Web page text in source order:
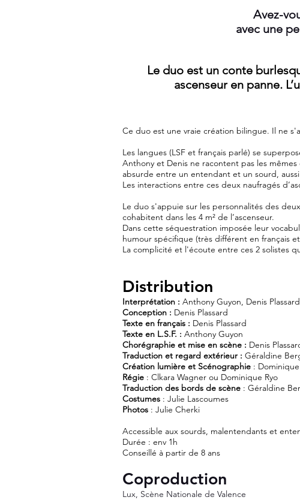
Avez-
avec une
Le duo est un conte
ascenseur en panne.
Ce duo est une vraie création bilingue. Il ne
Les langues (LSF et français parlé) se
Anthony et Denis ne racontent pas les
absurde entre un entendant et un sourd,
Les interactions entre ces deux naufragés
Le duo s'appuie sur les personnalités des
cohabitent dans les 4 m² de l’ascenseur.
Dans cette séquestration imposée leur
humour spécifique (très différent en français
La complicité et l'écoute entre ces 2 solistes
Distribution
Interprétation : Anthony Guyon, Denis Plassard
Conception : Denis Plassard
Texte en français : Denis Plassard
Texte en L.S.F. : Anthony Guyon
Chorégraphie et mise en scène : Denis
Traduction et regard extérieur : Géraldine
Création lumière et Scénographie : Dominique
Régie : Clkara Wagner ou Dominique Ryo
Traduction des bords de scène : Géraldine
Costumes : Julie Lascoumes
Photos : Julie Cherki
Accessible aux sourds, malentendants et
Durée : env 1h
Conseillé à partir de 8 ans
Coproduction
Lux, Scène Nationale de Valence